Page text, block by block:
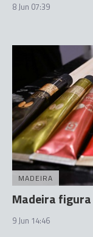
8 Jun 07:39
MADEIRA
Madeira
9 Jun 14:46